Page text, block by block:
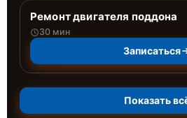
Ремонт двигателя поддона
30 мин
Записаться
Показать